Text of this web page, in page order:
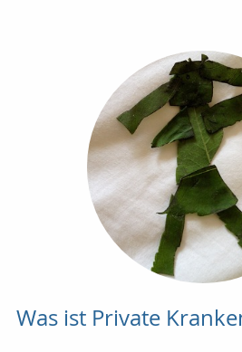
Was ist Private